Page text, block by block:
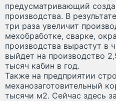
предусматривающий
производства. В
три раза увеличит
мехобработке, сварке,
производства вырастут в
выйдет на производство
тысяч кабин в год.
Также на предприятии
механозаготовительный
тысячи м2. Сейчас здесь